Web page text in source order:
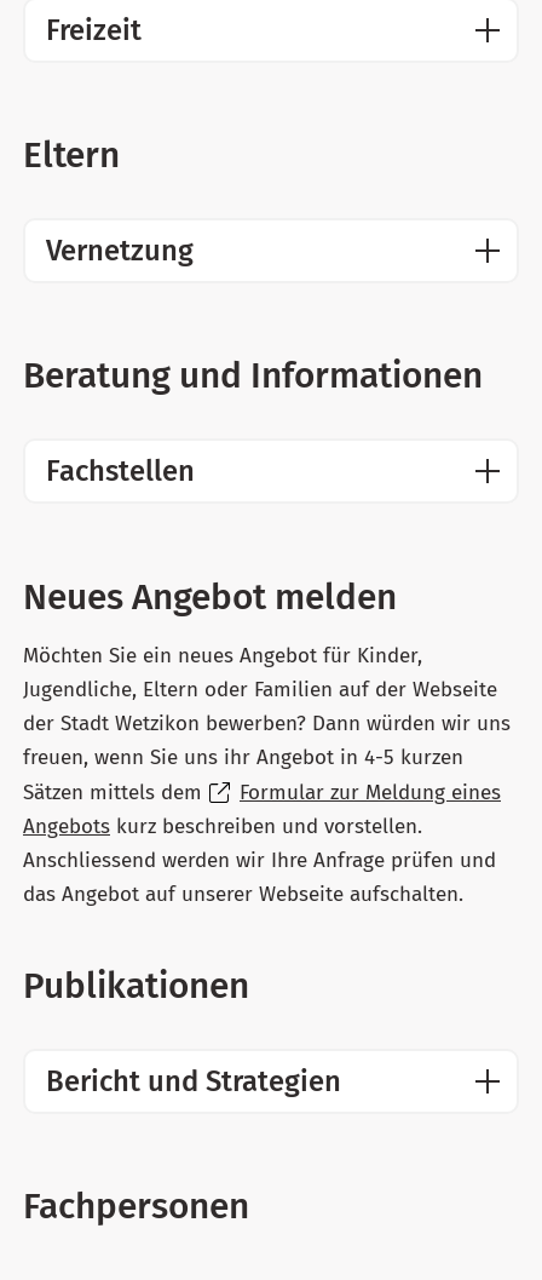
Freizeit
Eltern
Vernetzung
Beratung und Informationen
Fachstellen
Neues Angebot melden
Möchten Sie ein neues Angebot für Kinder,
Jugendliche, Eltern oder Familien auf der Webseite
der Stadt Wetzikon bewerben? Dann würden wir uns
freuen, wenn Sie uns ihr Angebot in 4-5 kurzen
Sätzen mittels dem
Formular zur Meldung eines
Angebots kurz beschreiben und vorstellen.
Anschliessend werden wir Ihre Anfrage prüfen und
das Angebot auf unserer Webseite aufschalten.
Publikationen
Bericht und Strategien
Fachpersonen